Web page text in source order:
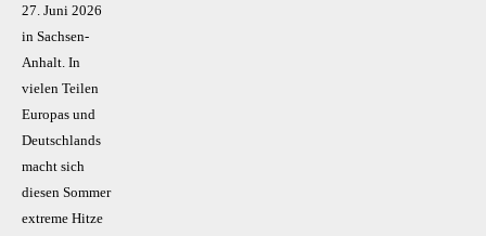
27. Juni 2026
in Sachsen-
Anhalt. In
vielen Teilen
Europas und
Deutschlands
macht sich
diesen Sommer
extreme Hitze